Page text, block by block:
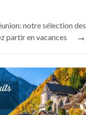
notre sélection des
partir en vacances
→